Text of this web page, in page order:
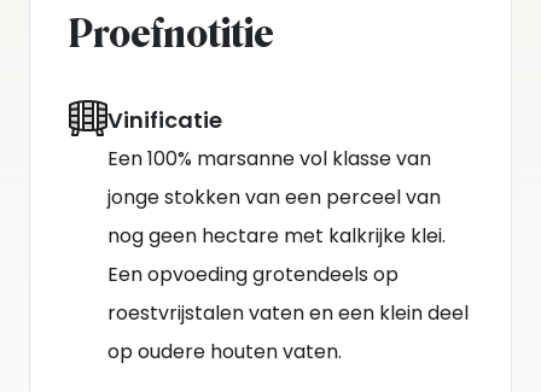
Proefnotitie
Vinificatie
Een 100% marsanne vol klasse van
jonge stokken van een perceel van
nog geen hectare met kalkrijke klei.
Een opvoeding grotendeels op
roestvrijstalen vaten en een klein deel
op oudere houten vaten.